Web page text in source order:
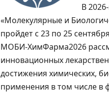
В
«Молекулярные и
пройдет с 23 по 25
МОБИ-ХимФарма2026
инновационных
достижения химических,
применения в том числе в